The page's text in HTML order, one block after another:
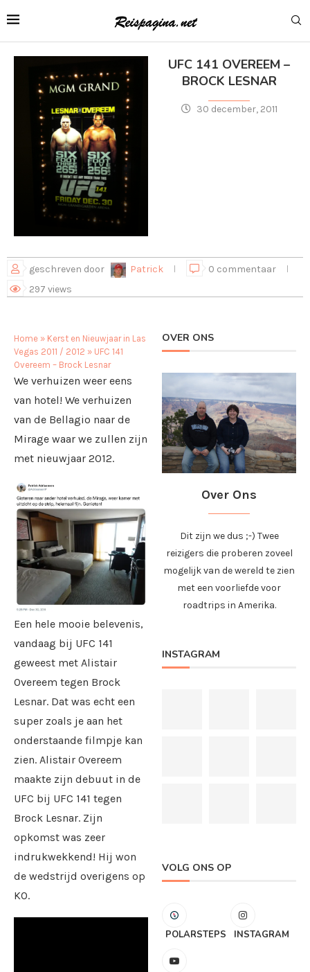
UFC 141 OVEREEM –
BROCK LESNAR
30 december, 2011
geschreven door Patrick
0 commentaar
297 views
Home » Kerst en Nieuwjaar in Las
Vegas 2011 / 2012 » UFC 141
Overeem – Brock Lesnar
We verhuizen weer eens
van hotel! We verhuizen
van de Bellagio naar de
Mirage waar we zullen zijn
met nieuwjaar 2012.
Een hele mooie belevenis,
vandaag bij UFC 141
geweest met Alistair
Overeem tegen Brock
Lesnar. Dat was echt een
super zoals je aan het
onderstaande filmpje kan
zien. Alistair Overeem
maakte zijn debuut in de
UFC bij UFC 141 tegen
Brock Lesnar. Zijn
opkomst was zeer
indrukwekkend! Hij won
de wedstrijd overigens op
KO.
OVER ONS
Over Ons
Dit zijn we dus ;-) Twee
reizigers die proberen zoveel
mogelijk van de wereld te zien
met een voorliefde voor
roadtrips in Amerika.
INSTAGRAM
VOLG ONS OP
POLARSTEPS INSTAGRAM